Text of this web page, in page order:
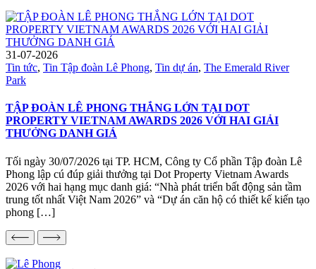
31-07-2026
Tin tức, Tin Tập đoàn Lê Phong, Tin dự án, The Emerald River
Park
TẬP ĐOÀN LÊ PHONG THẮNG LỚN TẠI DOT
PROPERTY VIETNAM AWARDS 2026 VỚI HAI GIẢI
THƯỞNG DANH GIÁ
Tối ngày 30/07/2026 tại TP. HCM, Công ty Cổ phần Tập đoàn Lê
Phong lập cú đúp giải thưởng tại Dot Property Vietnam Awards
2026 với hai hạng mục danh giá: “Nhà phát triển bất động sản tầm
trung tốt nhất Việt Nam 2026” và “Dự án căn hộ có thiết kế kiến tạo
phong […]